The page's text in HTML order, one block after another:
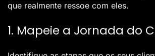
que realmente ressoe com eles.
1. Mapeie a Jornada do